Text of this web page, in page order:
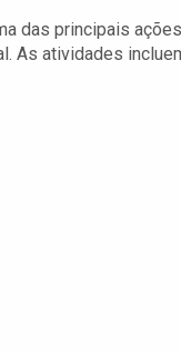
das principais
As atividades